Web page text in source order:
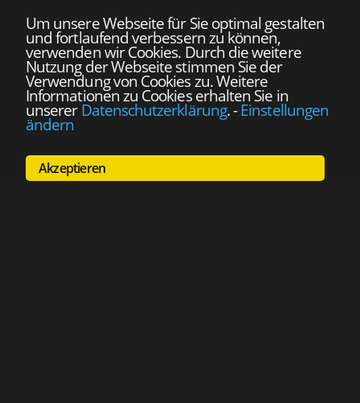
Um unsere Webseite für Sie optimal gestalten
und fortlaufend verbessern zu können,
verwenden wir Cookies. Durch die weitere
Nutzung der Webseite stimmen Sie der
Verwendung von Cookies zu. Weitere
Informationen zu Cookies erhalten Sie in
unserer Datenschutzerklärung.-Einstellungen
ändern
Akzeptieren